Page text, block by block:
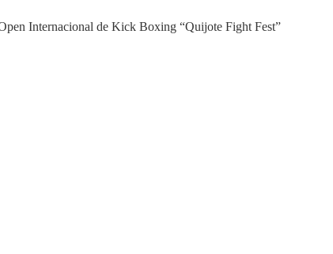
Internacional de Kick Boxing “Quijote Fight Fest”